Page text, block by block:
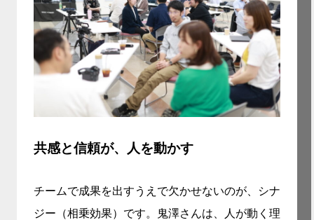
共感と信頼が、人を動かす
チームで成果を出すうえで欠かせないのが、シナ
ジー（相乗効果）です。鬼澤さんは、人が動く理